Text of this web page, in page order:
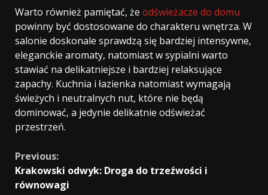
Warto również pamiętać, że odświeżacze do domu
powinny być dostosowane do charakteru wnętrza. W
salonie doskonale sprawdzą się bardziej intensywne,
eleganckie aromaty, natomiast w sypialni warto
stawiać na delikatniejsze i bardziej relaksujące
zapachy. Kuchnia i łazienka natomiast wymagają
świeżych i neutralnych nut, które nie będą
dominować, a jedynie delikatnie odświeżać
przestrzeń.
Continue
Reading
Previous:
Krakowski odwyk: Droga do trzeźwości i
równowagi